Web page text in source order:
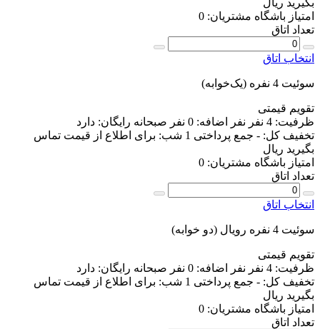
امتیاز باشگاه مشتریان: 0
تعداد اتاق
انتخاب اتاق
سوئیت 4 نفره (یک‌خوابه)
تقویم قیمتی
ظرفیت: 4 نفر نفر اضافه: 0 نفر صبحانه رایگان: دارد
تخفیف کل: - جمع پرداختی 1 شب:
برای اطلاع از قیمت تماس
بگیرید ریال
امتیاز باشگاه مشتریان: 0
تعداد اتاق
انتخاب اتاق
سوئیت 4 نفره رویال (دو خوابه)
تقویم قیمتی
ظرفیت: 4 نفر نفر اضافه: 0 نفر صبحانه رایگان: دارد
تخفیف کل: - جمع پرداختی 1 شب:
برای اطلاع از قیمت تماس
بگیرید ریال
امتیاز باشگاه مشتریان: 0
تعداد اتاق